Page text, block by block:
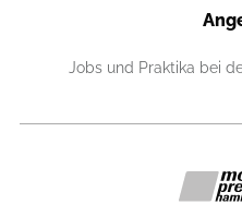
Jobs und Praktika bei